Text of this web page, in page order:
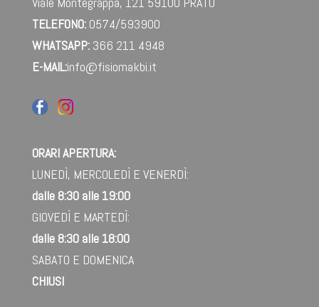
TELEFONO: 0574/593900
WHATSAPP: 366 211 4948‬
E-MAIL:info@fisiomakbi.it
ORARI APERTURA:
LUNEDÌ, MERCOLEDÌ E VENERDÌ:
dalle 8:30 alle 19:00
GIOVEDÌ E MARTEDÌ:
dalle 8:30 alle 18:00
SABATO E DOMENICA
CHIUSI